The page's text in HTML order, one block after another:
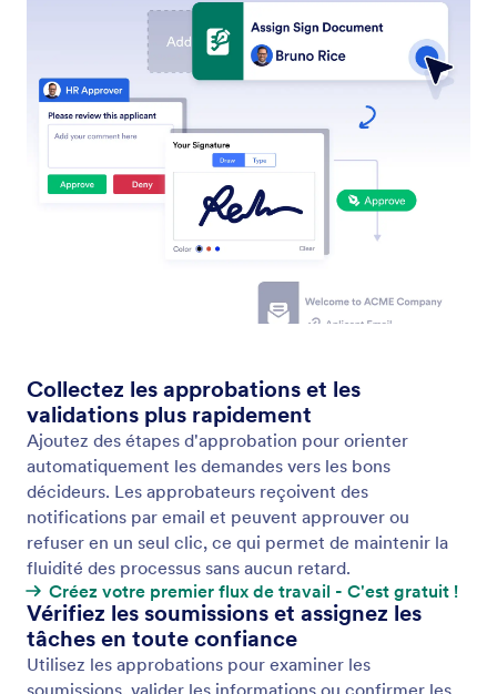
Approbations de groupe
Simplifiez la prise de décision grâce aux
approbations de groupe des Flux de travail Jotform.
Définissez des règles, suivez la progression dans la
Boîte de réception Jotform ou dans les Tableaux
Jotform, et permettez à chaque approbateur de
Attribuer une tâche
Assignez des tâches directement au sein de vos flux
de travail afin de garder chaque étape sous
contrôle. Personnalisez chaque tâche et suivez leur
avancement afin de ne rien laisser passer.